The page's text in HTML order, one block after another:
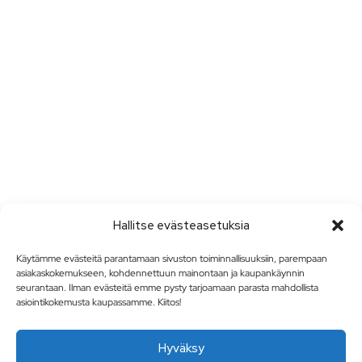
Hallitse evästeasetuksia
Käytämme evästeitä parantamaan sivuston toiminnallisuuksiin, parempaan
asiakaskokemukseen, kohdennettuun mainontaan ja kaupankäynnin
seurantaan. Ilman evästeitä emme pysty tarjoamaan parasta mahdollista
asiointikokemusta kaupassamme. Kiitos!
Hyväksy